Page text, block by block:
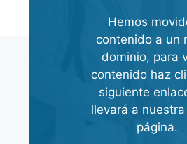
Hemos
contenido a un
dominio, para
contenido haz
siguiente
llevará a
página.